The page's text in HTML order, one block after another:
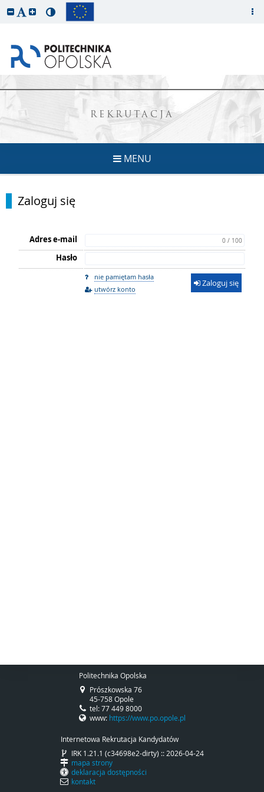
REKRUTACJA
MENU
Zaloguj się
Adres e-mail 0 / 100
Hasło
nie pamiętam hasła
utwórz konto
Zaloguj się
Politechnika Opolska
Prószkowska 76
45-758 Opole
tel: 77 449 8000
www: https://www.po.opole.pl
Internetowa Rekrutacja Kandydatów
IRK 1.21.1 (c34698e2-dirty) :: 2026-04-24
mapa strony
deklaracja dostępności
kontakt